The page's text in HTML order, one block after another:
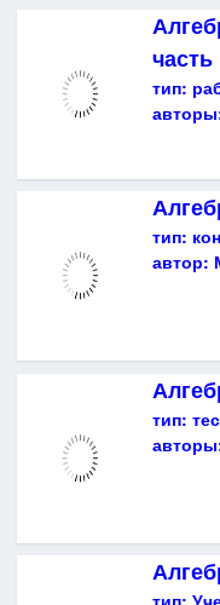
часть
тип:
тип:
автор:
тип: